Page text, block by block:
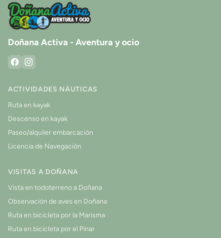
Doñana Activa - Aventura y ocio
ACTIVIDADES NÁUTICAS
Ruta en kayak
Descenso en kayak
Paseo/alquiler embarcación
Licencia de Navegación
VISITAS A DOÑANA
Vista en todoterreno a Doñana
Observación de aves en Doñana
Ruta en bicicleta por la Marisma
Ruta en bicicleta por el Pinar